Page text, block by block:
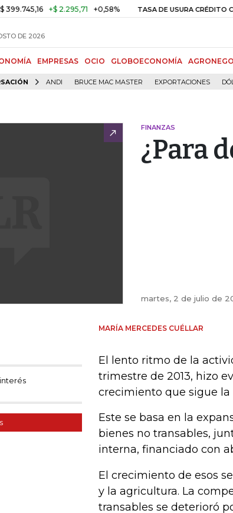
+$ 2.295,71 +0,58% TASA DE USURA CRÉDITO
DE 2026
EMPRESAS OCIO GLOBOECONOMÍA
ANDI BRUCE MAC MASTER EXPORTACIONES
FINANZAS
¿Para
martes, 2 de julio de
MARÍA MERCEDES CUÉLLAR
El lento ritmo de la
trimestre de 2013, hizo
crecimiento que sigue
Este se basa en la
bienes no transables,
interna, financiado con
El crecimiento de esos
y la agricultura. La
transables se deterioró